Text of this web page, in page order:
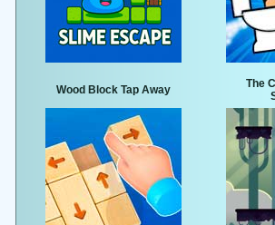
Wood Block Tap Away
The